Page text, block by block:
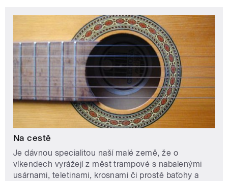
Na cestě
Je dávnou specialitou naší malé země, že o
víkendech vyrážejí z měst trampové s nabalenými
usárnami, teletinami, krosnami či prostě baťohy a